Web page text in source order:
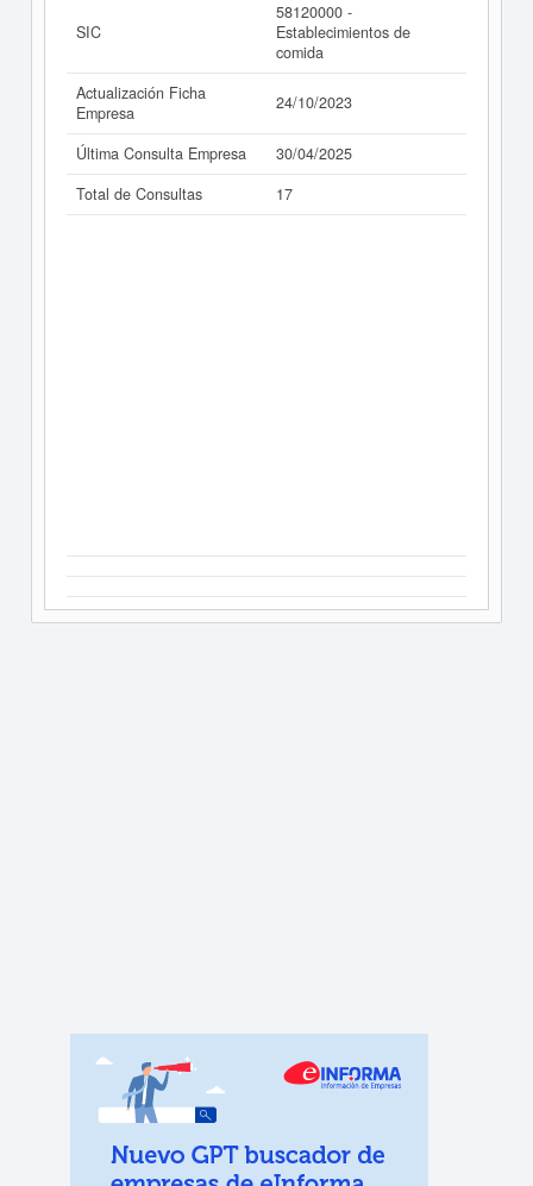
SIC
58120000 -
Establecimientos de
comida
Actualización Ficha
Empresa
24/10/2023
Última Consulta Empresa
30/04/2025
Total de Consultas
17